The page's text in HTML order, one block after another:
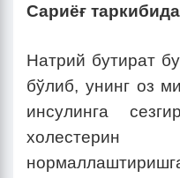
Сариёғ
Натрий бутират
бўлиб, унинг оз
инсулинга